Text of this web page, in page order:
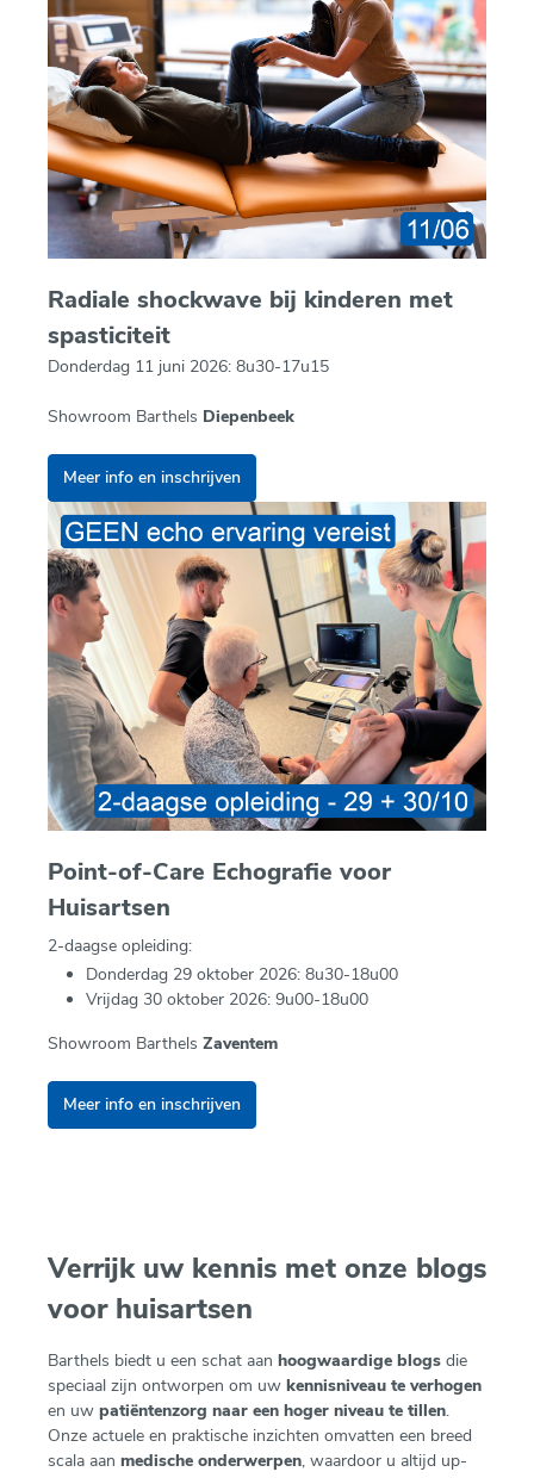
Radiale shockwave bij kinderen met
spasticiteit
Donderdag 11 juni 2026: 8u30-17u15
Showroom Barthels Diepenbeek
Meer info en inschrijven
Point-of-Care Echografie voor
Huisartsen
2-daagse opleiding:
Donderdag 29 oktober 2026: 8u30-18u00
Vrijdag 30 oktober 2026: 9u00-18u00
Showroom Barthels Zaventem
Meer info en inschrijven
Verrijk uw kennis met onze blogs
voor huisartsen
Barthels biedt u een schat aan hoogwaardige blogs die
speciaal zijn ontworpen om uw kennisniveau te verhogen
en uw patiëntenzorg naar een hoger niveau te tillen.
Onze actuele en praktische inzichten omvatten een breed
scala aan medische onderwerpen, waardoor u altijd up-